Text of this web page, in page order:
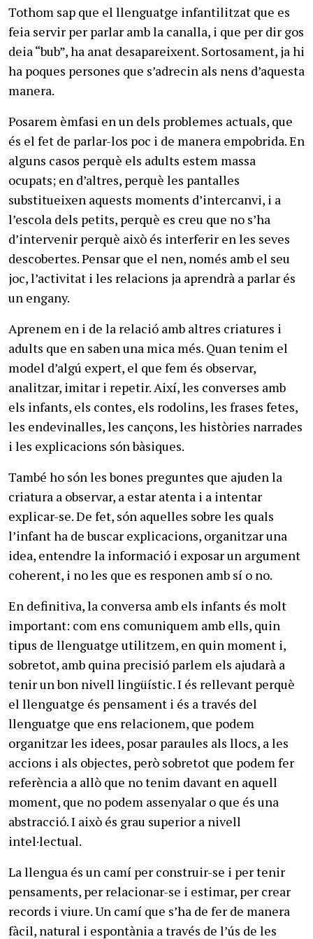
Tothom sap que el llenguatge infantilitzat que es
feia servir per parlar amb la canalla, i que per dir gos
deia “bub”, ha anat desapareixent. Sortosament, ja hi
ha poques persones que s’adrecin als nens d’aquesta
manera.
Posarem èmfasi en un dels problemes actuals, que
és el fet de parlar-los poc i de manera empobrida. En
alguns casos perquè els adults estem massa
ocupats; en d’altres, perquè les pantalles
substitueixen aquests moments d’intercanvi, i a
l’escola dels petits, perquè es creu que no s’ha
d’intervenir perquè això és interferir en les seves
descobertes. Pensar que el nen, només amb el seu
joc, l’activitat i les relacions ja aprendrà a parlar és
un engany.
Aprenem en i de la relació amb altres criatures i
adults que en saben una mica més. Quan tenim el
model d’algú expert, el que fem és observar,
analitzar, imitar i repetir. Així, les converses amb
els infants, els contes, els rodolins, les frases fetes,
les endevinalles, les cançons, les històries narrades
i les explicacions són bàsiques.
També ho són les bones preguntes que ajuden la
criatura a observar, a estar atenta i a intentar
explicar-se. De fet, són aquelles sobre les quals
l’infant ha de buscar explicacions, organitzar una
idea, entendre la informació i exposar un argument
coherent, i no les que es responen amb sí o no.
En definitiva, la conversa amb els infants és molt
important: com ens comuniquem amb ells, quin
tipus de llenguatge utilitzem, en quin moment i,
sobretot, amb quina precisió parlem els ajudarà a
tenir un bon nivell lingüístic. I és rellevant perquè
el llenguatge és pensament i és a través del
llenguatge que ens relacionem, que podem
organitzar les idees, posar paraules als llocs, a les
accions i als objectes, però sobretot que podem fer
referència a allò que no tenim davant en aquell
moment, que no podem assenyalar o que és una
abstracció. I això és grau superior a nivell
intel·lectual.
La llengua és un camí per construir-se i per tenir
pensaments, per relacionar-se i estimar, per crear
records i viure. Un camí que s’ha de fer de manera
fàcil, natural i espontània a través de l’ús de les